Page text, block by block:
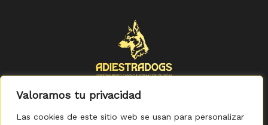
Valoramos tu privacidad
Las cookies de este sitio web se usan para personalizar